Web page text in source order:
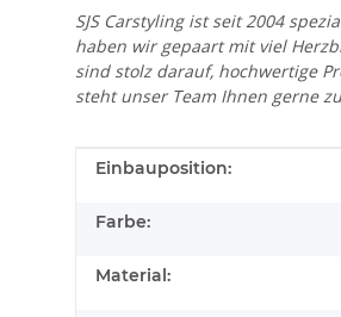
SJS Carstyling ist seit 2004
haben wir gepaart mit viel
sind stolz darauf, hochwertige
steht unser Team Ihnen gerne
Produkteigenschaft
Wert
Einbauposition:
Farbe:
Material: